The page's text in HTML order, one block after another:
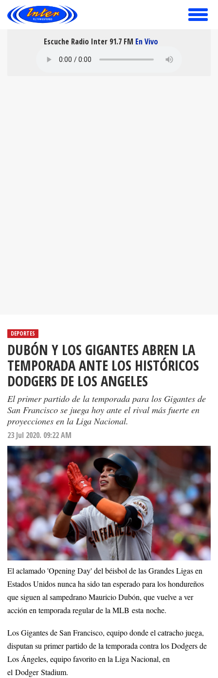
toggle
Escuche Radio Inter 91.7 FM En Vivo
DEPORTES
DUBÓN Y LOS GIGANTES ABREN LA
TEMPORADA ANTE LOS HISTÓRICOS
DODGERS DE LOS ANGELES
El primer partido de la temporada para los Gigantes de
San Francisco se juega hoy ante el rival más fuerte en
proyecciones en la Liga Nacional.
23 Jul 2020. 09:22 AM
El aclamado 'Opening Day' del béisbol de las Grandes Ligas en
Estados Unidos nunca ha sido tan esperado para los hondureños
que siguen al sampedrano Mauricio Dubón, que vuelve a ver
acción en temporada regular de la MLB esta noche.
Los Gigantes de San Francisco, equipo donde el catracho juega,
disputan su primer partido de la temporada contra los Dodgers de
Los Ángeles, equipo favorito en la Liga Nacional, en
el Dodger Stadium.